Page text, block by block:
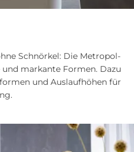
Schnörkel: Die Metropol-
markante Formen. Dazu
und Auslaufhöhen für